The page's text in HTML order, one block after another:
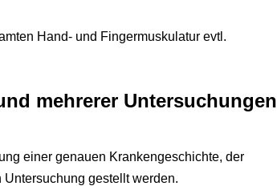
Hand- und Fingermuskulatur evtl.
mehrerer Untersuchungen
einer genauen Krankengeschichte, der
gestellt werden.